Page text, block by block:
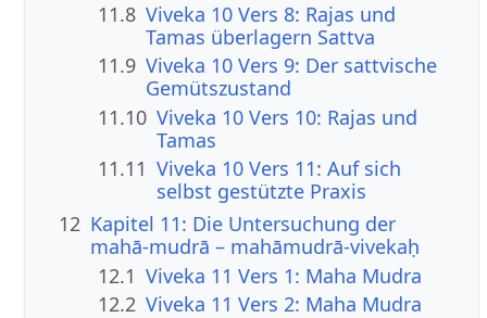
11.8 Viveka 10 Vers 8: Rajas und
Tamas überlagern Sattva
11.9 Viveka 10 Vers 9: Der sattvische
Gemütszustand
11.10 Viveka 10 Vers 10: Rajas und
Tamas
11.11 Viveka 10 Vers 11: Auf sich
selbst gestützte Praxis
12 Kapitel 11: Die Untersuchung der
mahā-mudrā – mahāmudrā-vivekaḥ
12.1 Viveka 11 Vers 1: Maha Mudra
12.2 Viveka 11 Vers 2: Maha Mudra